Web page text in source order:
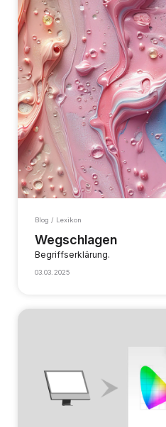
Blog / Lexikon
Wegschlagen
Begriffserklärung.
03.03.2025